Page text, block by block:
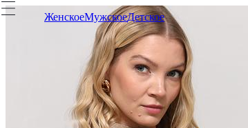
ЖенскоеМужскоеДетское